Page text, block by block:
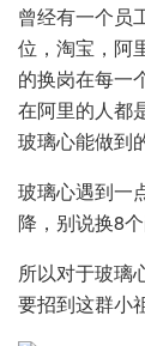
曾经有一个员
位，淘宝，阿
的换岗在每一
在阿里的人都
玻璃心能做到
玻璃心遇到一
降，别说换8
所以对于玻璃
要招到这群小